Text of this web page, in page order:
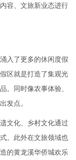
容、文旅新业态进行
入了更多的休闲度假
区就是打造了集观光
。同时像农事体验、
发点。
文化、乡村文化通过
。此外在文旅领域也
的黄龙溪华侨城欢乐